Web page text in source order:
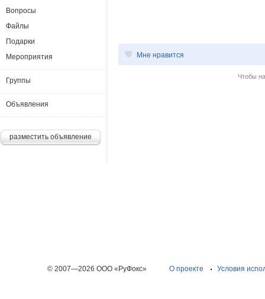
Мне нравится
Чтобы
Вопросы
Файлы
Подарки
Мероприятия
Группы
Объявления
разместить объявление
© 2007—2026 ООО «РуФокс» О проекте Условия